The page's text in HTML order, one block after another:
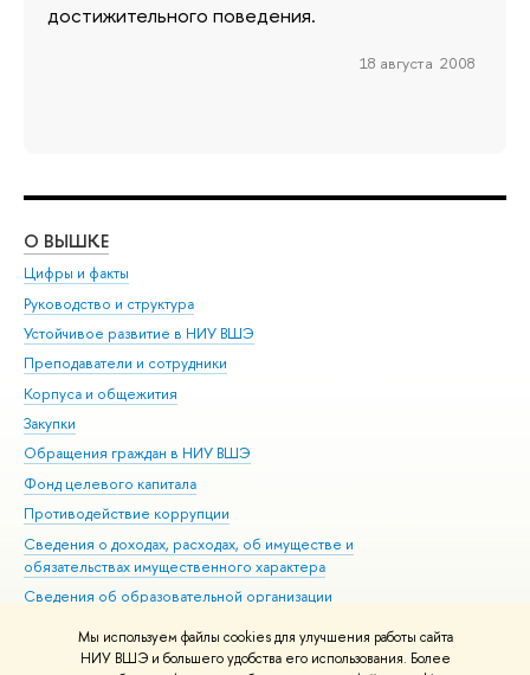
Мы используем файлы cookies для улучшения работы сайта
НИУ ВШЭ и большего удобства его использования. Более
достижительного поведения.
18 августа 2008
О ВЫШКЕ
Цифры и факты
Руководство и структура
Устойчивое развитие в НИУ ВШЭ
Преподаватели и сотрудники
Корпуса и общежития
Закупки
Обращения граждан в НИУ ВШЭ
Фонд целевого капитала
Противодействие коррупции
Сведения о доходах, расходах, об имуществе и
обязательствах имущественного характера
Сведения об образовательной организации
Людям с ограниченными возможностями здоровья
Единая платежная страница